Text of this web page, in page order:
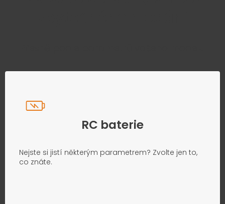
RC baterie
Nejste si jistí některým parametrem? Zvolte jen to,
co znáte.